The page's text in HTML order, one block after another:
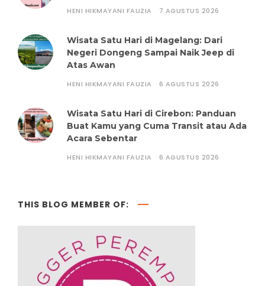
HENI HIKMAYANI FAUZIA 7 AGUSTUS 2026
Wisata Satu Hari di Magelang: Dari
Negeri Dongeng Sampai Naik Jeep di
Atas Awan
HENI HIKMAYANI FAUZIA 6 AGUSTUS 2026
Wisata Satu Hari di Cirebon: Panduan
Buat Kamu yang Cuma Transit atau Ada
Acara Sebentar
HENI HIKMAYANI FAUZIA 6 AGUSTUS 2026
THIS BLOG MEMBER OF: